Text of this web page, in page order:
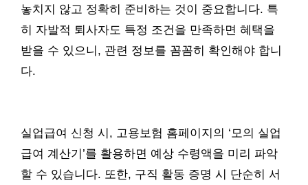
놓치지 않고 정확히 준비하는 것이 중요합니다. 특
히 자발적 퇴사자도 특정 조건을 만족하면 혜택을
받을 수 있으니, 관련 정보를 꼼꼼히 확인해야 합니
다.
실업급여 신청 시, 고용보험 홈페이지의 ‘모의 실업
급여 계산기’를 활용하면 예상 수령액을 미리 파악
할 수 있습니다. 또한, 구직 활동 증명 시 단순히 서